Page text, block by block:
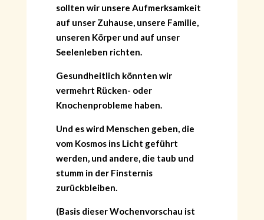
sollten wir unsere Aufmerksamkeit
auf unser Zuhause, unsere Familie,
unseren Körper und auf unser
Seelenleben richten.
Gesundheitlich könnten wir
vermehrt Rücken- oder
Knochenprobleme haben.
Und es wird Menschen geben, die
vom Kosmos ins Licht geführt
werden, und andere, die taub und
stumm in der Finsternis
zurückbleiben.
(Basis dieser Wochenvorschau ist